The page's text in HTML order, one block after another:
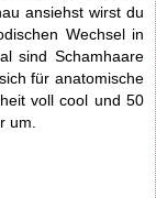
ansiehst wirst du
Wechsel in
sind Schamhaare
für anatomische
voll cool und 50
um.